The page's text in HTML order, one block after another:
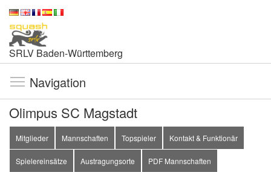
SRLV Baden-Württemberg
Navigation
Olimpus SC Magstadt
Mitglieder Mannschaften Topspieler Kontakt & Funktionär
Spielereinsätze Austragungsorte PDF Mannschaften